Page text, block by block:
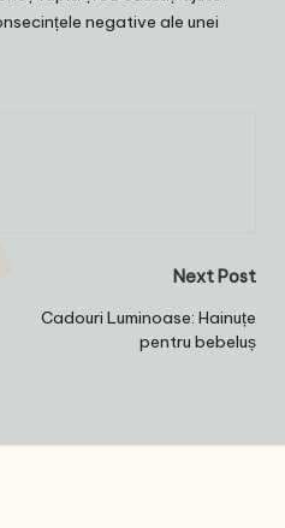
negative ale unei
Next Post
Cadouri Luminoase: Hainuțe
pentru bebeluș